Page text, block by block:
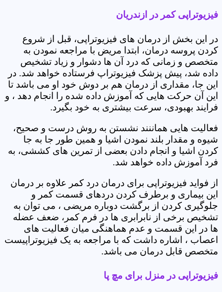
فیزیوتراپی کمر در ازندریان
در این بخش از درمان های فیزیوتراپی، قبل از شروع
کردن پروسه درمان، ابتدا مریض با مراجعه نمودن به
متخصص و زمانی که درد آن ها دشوار و زیاد تشخیص
داده شد، پیش پزشک فیزیوتراپ فرستاده خواهد شد. در
این جا، مقداری از درمان هم بر دوش خود او می باشد تا
این آن حرکت هایی که آموزش داده شده را انجام دهد ، و
فرایند بهبودی، سرعت بیشتری به خود بگیرد.
فعالیت هایی هماننند نشستن به روش درست و صحیح،
شیوه و مقدار بلند نمودن اشیا و همین طور جا به جا
کردن اشیا و انجام دادن بعضی از تمرین های کششی، به
فرد آموزش داده خواهد شد.
از فواید فیزیوتراپی برای درمان درد کمر علاوه بر درمان
این بیماری و برطرف کردن دردهای قسمت کمر و
جلوگیری کردن از برگشت دوباره مریضی ، می توان به
تشخیص برخی از نابرابری ها در فرم کمر، ضعف عضله
ها در این قسمت و عدم هماهنگی میان فعالیت های
اعصاب ، اشاره داشت که با مراجعه به یک فیزیوتراپیست
متخصص قابل درمان می باشد.
فیزیوتراپی در منزل برای مچ پا